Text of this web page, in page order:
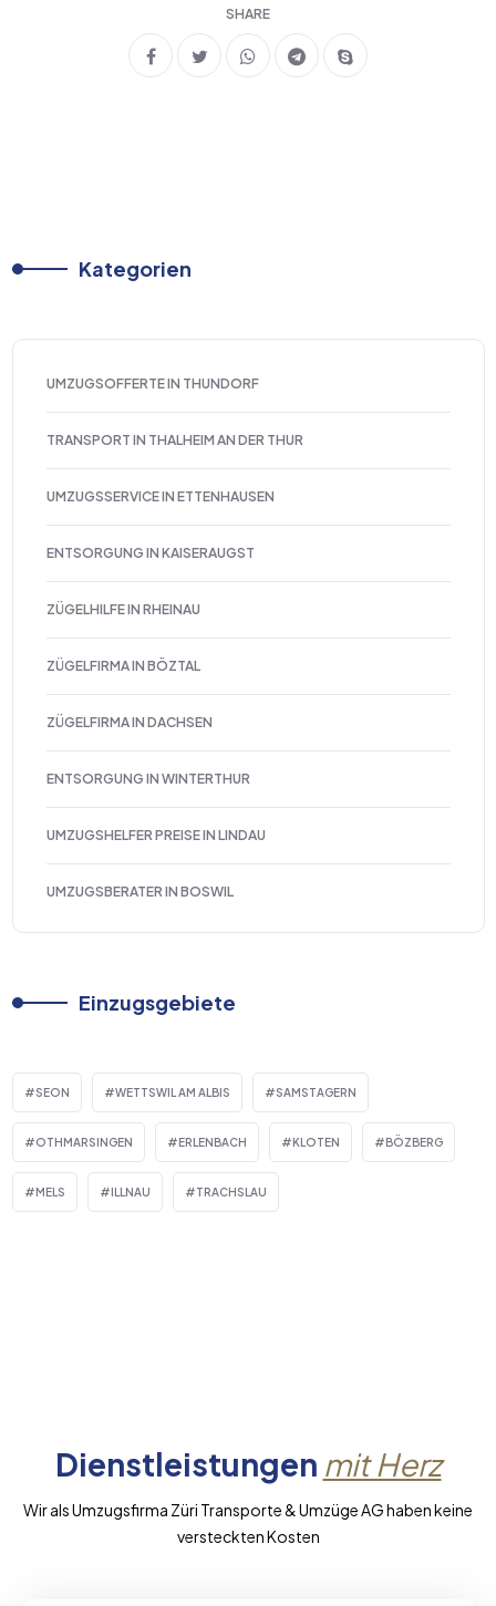
SHARE
Kategorien
UMZUGSOFFERTE IN THUNDORF
TRANSPORT IN THALHEIM AN DER THUR
UMZUGSSERVICE IN ETTENHAUSEN
ENTSORGUNG IN KAISERAUGST
ZÜGELHILFE IN RHEINAU
ZÜGELFIRMA IN BÖZTAL
ZÜGELFIRMA IN DACHSEN
ENTSORGUNG IN WINTERTHUR
UMZUGSHELFER PREISE IN LINDAU
UMZUGSBERATER IN BOSWIL
Einzugsgebiete
SEON WETTSWIL AM ALBIS SAMSTAGERN
OTHMARSINGEN ERLENBACH KLOTEN BÖZBERG
MELS ILLNAU TRACHSLAU
Dienstleistungen mit Herz
Wir als Umzugsfirma Züri Transporte & Umzüge AG haben keine
versteckten Kosten